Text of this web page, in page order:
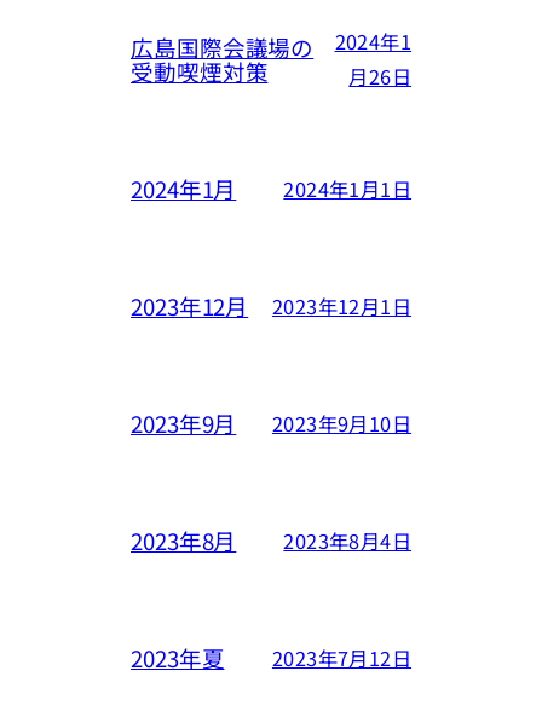
広島国際会議場の
受動喫煙対策
2024年1
月26日
2024年1月 2024年1月1日
2023年12月 2023年12月1日
2023年9月 2023年9月10日
2023年8月 2023年8月4日
2023年夏 2023年7月12日